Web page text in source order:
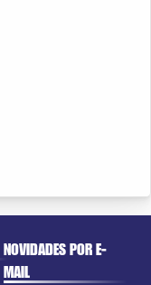
NOVIDADES POR E-
MAIL